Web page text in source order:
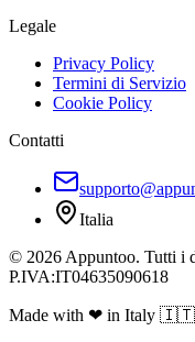
Legale
Privacy Policy
Termini di Servizio
Cookie Policy
Contatti
Italia
© 2026 Appuntoo. Tutti i
P.IVA:IT04635090618
Made with ❤ in Italy 🇮🇹